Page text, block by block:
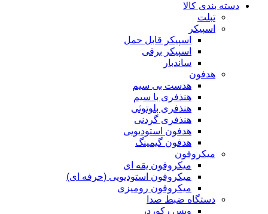
دسته بندی کالا
تبلت
اسپیکر
اسپیکر قابل حمل
اسپیکر برقی
ساندبار
هدفون
هدست بی سیم
هنذفری با سیم
هنذفری بلوتوثی
هنذفری گردنی
هدفون استودیویی
هدفون گیمینگ
میکروفون
میکروفون یقه ای
میکروفون استودیویی (حرفه ای)
میکروفون رومیزی
دستگاه ضبط صدا
ویس رکوردر